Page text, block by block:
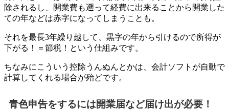
除されるし、開業費も遡って経費に出来ることから開業した
ての年などは赤字になってしまうことも。
それを最長3年繰り越して、黒字の年から引けるので所得が
下がる！＝節税！という仕組みです。
ちなみにこういう控除うんぬんとかは、会計ソフトが自動で
計算してくれる場合が殆どです。
青色申告をするには開業届など届け出が必要！